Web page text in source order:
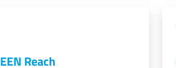
Reach